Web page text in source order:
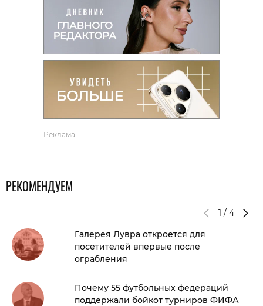
Реклама
РЕКОМЕНДУЕМ
1 / 4
Галерея Лувра откроется для
посетителей впервые после
ограбления
Почему 55 футбольных федераций
поддержали бойкот турниров ФИФА